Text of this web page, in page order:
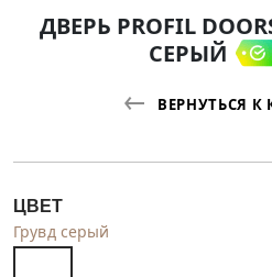
ДВЕРЬ PROFIL
СЕРЫЙ
ВЕРНУТЬСЯ
ЦВЕТ
Грувд серый